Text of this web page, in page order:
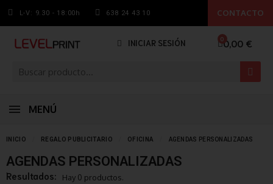
L-V: 9.30 - 18:00h 638 24 43 10 CONTACTO
INICIAR SESIÓN 0,00 €
MENÚ
INICIO REGALO PUBLICITARIO OFICINA AGENDAS PERSONALIZADAS
AGENDAS PERSONALIZADAS
Resultados: Hay 0 productos.